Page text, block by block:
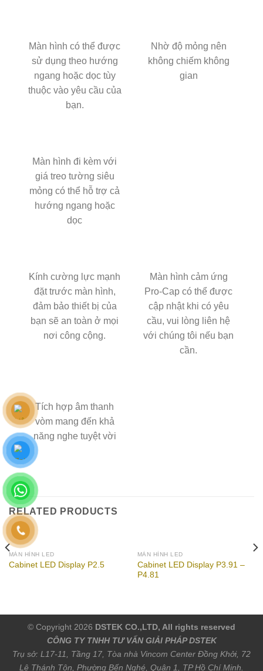
Màn hình có thể được
sử dụng theo hướng
ngang hoặc dọc tùy
thuộc vào yêu cầu của
bạn.
Nhờ độ mỏng nên
không chiếm không
gian
Màn hình đi kèm với
giá treo tường siêu
mỏng có thể hỗ trợ cả
hướng ngang hoặc
dọc
Kính cường lực mạnh
đặt trước màn hình,
đảm bảo thiết bị của
bạn sẽ an toàn ở mọi
nơi công cộng.
Màn hình cảm ứng
Pro-Cap có thể được
cập nhật khi có yêu
cầu, vui lòng liên hệ
với chúng tôi nếu bạn
cần.
Tích hợp âm thanh
vòm mang đến khả
năng nghe tuyệt vời
RELATED PRODUCTS
MÀN HÌNH LED
Cabinet LED Display P2.5
MÀN HÌNH LED
Cabinet LED Display P3.91 –
P4.81
© Copyright 2026 DSTEK CO.,LTD, All rights reserved
CÔNG TY TNHH TƯ VẤN GIẢI PHÁP DSTEK
Trụ sở: L17-11, Tầng 17, Tòa nhà Vincom Center Đồng Khởi, 72
Lê Thánh Tôn, Phường Bến Nghé, Quận 1, TP Hồ Chí Minh.